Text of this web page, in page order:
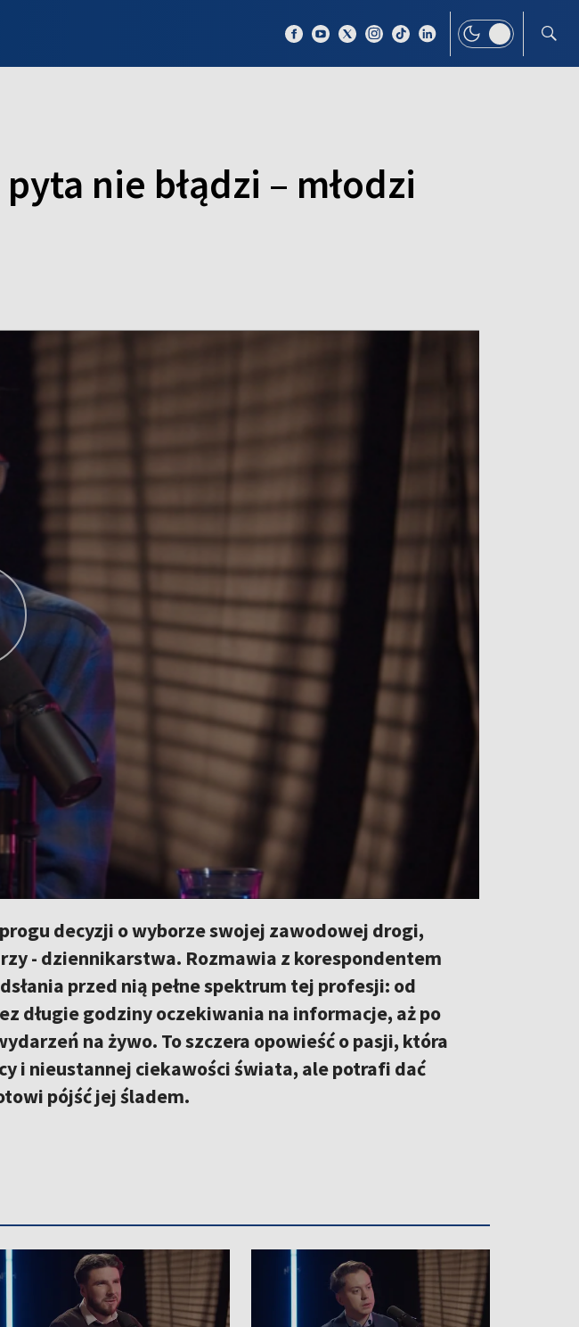
nie błądzi – młodzi
decyzji o wyborze swojej zawodowej drogi,
- dziennikarstwa. Rozmawia z korespondentem
przed nią pełne spektrum tej profesji: od
długie godziny oczekiwania na informacje, aż po
na żywo. To szczera opowieść o pasji, która
i nieustannej ciekawości świata, ale potrafi dać
pójść jej śladem.